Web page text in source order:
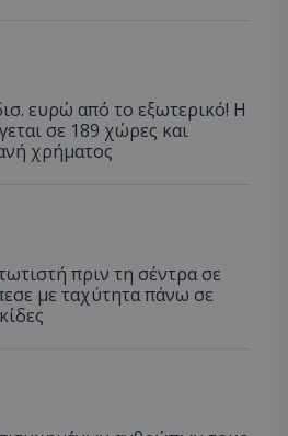
ευρώ από το εξωτερικό! Η
σε 189 χώρες και
χρήματος
πριν τη σέντρα σε
με ταχύτητα πάνω σε